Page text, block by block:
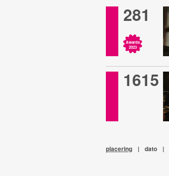
281
Awards
2023
1615
placering | dato |